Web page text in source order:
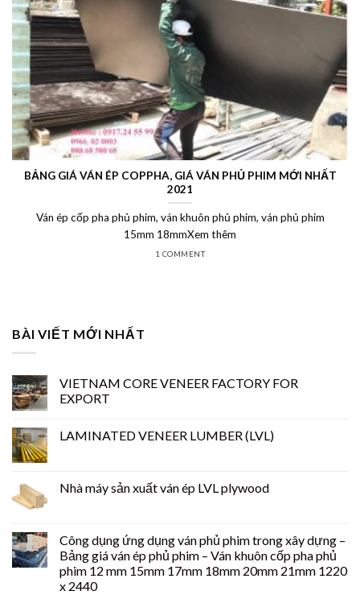
BẢNG GIÁ VÁN ÉP COPPHA, GIÁ VÁN PHỦ PHIM MỚI NHẤT
2021
Ván ép cốp pha phủ phim, ván khuôn phủ phim, ván phủ phim
15mm 18mmXem thêm
1 COMMENT
BÀI VIẾT MỚI NHẤT
VIETNAM CORE VENEER FACTORY FOR
EXPORT
LAMINATED VENEER LUMBER (LVL)
Nhà máy sản xuất ván ép LVL plywood
Công dụng ứng dụng ván phủ phim trong xây dựng –
Bảng giá ván ép phủ phim – Ván khuôn cốp pha phủ
phim 12 mm 15mm 17mm 18mm 20mm 21mm 1220
x 2440